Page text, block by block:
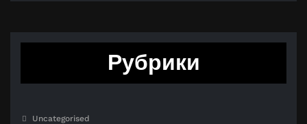
Рубрики
Uncategorised